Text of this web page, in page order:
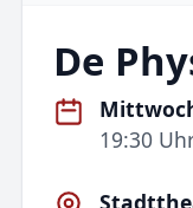
De
19:30